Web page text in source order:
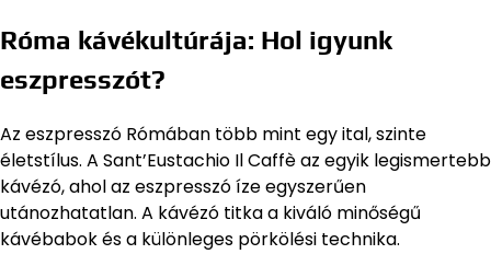
Róma kávékultúrája: Hol igyunk
eszpresszót?
Az eszpresszó Rómában több mint egy ital, szinte
életstílus. A Sant’Eustachio Il Caffè az egyik legismertebb
kávézó, ahol az eszpresszó íze egyszerűen
utánozhatatlan. A kávézó titka a kiváló minőségű
kávébabok és a különleges pörkölési technika.